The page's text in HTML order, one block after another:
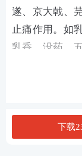
遂、京大戟、
止痛作用。如
乳香、没药、
更多关于执业
答！扫码添加
，心动了吗
下载